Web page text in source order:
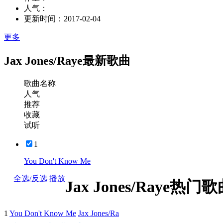
人气：
更新时间： 2017-02-04
更多
Jax Jones/Raye最新歌曲
歌曲名称
人气
推荐
收藏
试听
1
You Don't Know Me
全选/反选 播放Jax Jones/Raye热门歌
1 You Don't Know Me Jax Jones/Ra